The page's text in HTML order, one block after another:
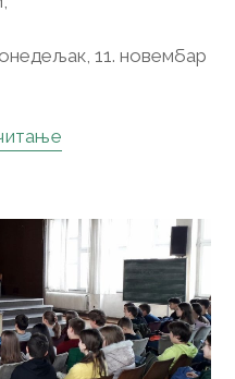
11. новембар